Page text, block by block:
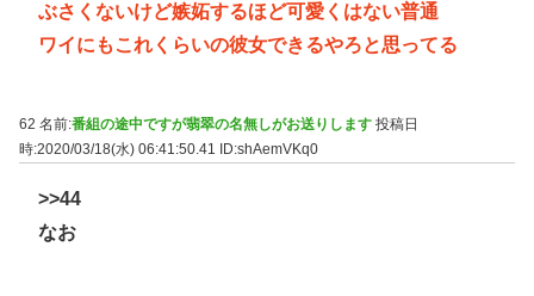
ぶさくないけど嫉妬するほど可愛くはない普通
ワイにもこれくらいの彼女できるやろと思ってる
62 名前:番組の途中ですが翡翠の名無しがお送りします 投稿日
時:2020/03/18(水) 06:41:50.41
ID:shAemVKq0
>>44
なお